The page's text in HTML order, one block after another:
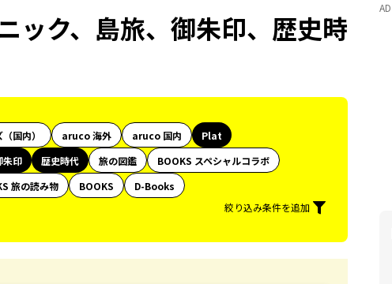
ック、島旅、御朱印、歴史時
国内） aruco 海外 aruco 国内
Plat
朱印 歴史時代 旅の図鑑
BOOKS スペシャルコラボ
旅の読み物 BOOKS
D-Books
絞り込み条件を追加
AD